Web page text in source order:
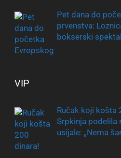
Pet dana do
prvenstva:
bokserski
VIP
Ručak koji košta
Srpkinja podelila
usijale: „Nema